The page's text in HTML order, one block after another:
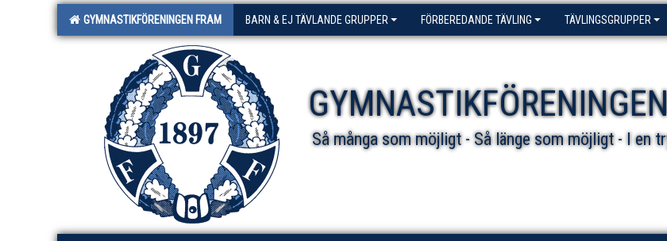
GYMNASTIKFÖRENINGEN FRAM BARN & EJ TÄVLANDE GRUPPER FÖRBEREDANDE TÄVLING TÄVLINGSGRUPPER
Så många som möjligt - Så länge som möjligt - I en